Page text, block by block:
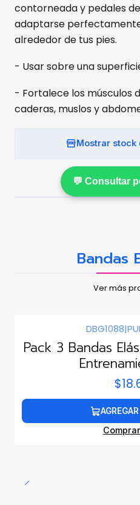
contorneada y pedales
adaptarse
alrededor de tus pies.
- Usar sobre una
- Fortalece los músculos
caderas, muslos y
Mostrar stock
💬 Consultar
Bandas
Ver más
DBG1088|
Pack 3 Bandas